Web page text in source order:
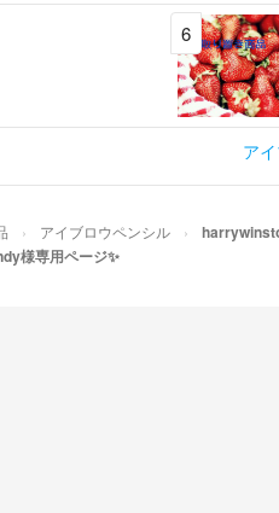
6
ア
アイブロウペンシル
様専用ページ✨